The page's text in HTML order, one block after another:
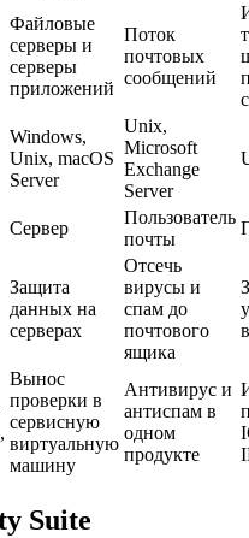
Файловые
серверы и
серверы
приложений
Поток
почтовых
сообщений
Windows,
Unix, macOS
Server
Unix,
Microsoft
Exchange
Server
Сервер
Пользователь
почты
Защита
данных на
серверах
Отсечь
вирусы и
спам до
почтового
ящика
Вынос
проверки в
сервисную
виртуальную
машину
Антивирус и
антиспам в
одном
продукте
Suite